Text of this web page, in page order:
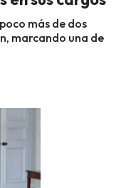
más de dos
marcando una de